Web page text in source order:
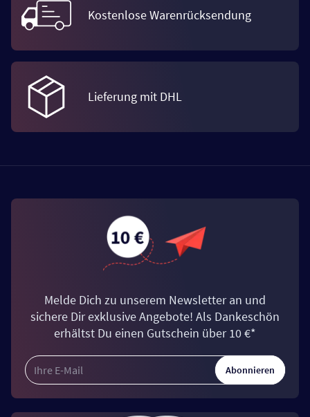
Kostenlose Warenrücksendung
Lieferung mit DHL
Melde Dich zu unserem Newsletter an und
sichere Dir exklusive Angebote! Als Dankeschön
erhältst Du einen Gutschein über 10 €*
Abonnieren